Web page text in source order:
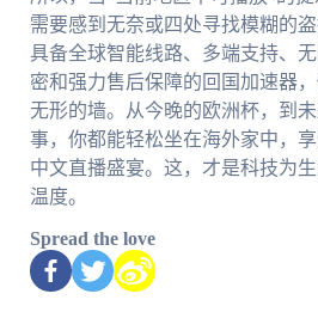
需要感到无奈或四处寻找模糊的
具备全球智能线路、多端支持、
密和强力售后保障的回国加速器
无形的墙。从今晚的欧洲杯，到
事，你都能轻松坐在海外家中，
中文直播盛宴。这，才是科技为
温度。
Spread the love